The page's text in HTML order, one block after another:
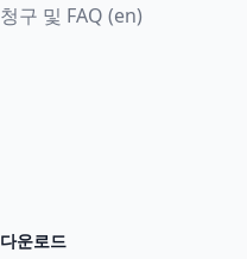
청구 및 FAQ (en)
다운로드